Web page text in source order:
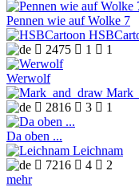
Pennen wie auf Wolke 7
 2475  1  1
Werwolf
 2816  3  1
Da oben ...
Leichnam
 7216  4  2
mehr